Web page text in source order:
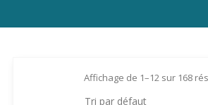
Affichage de 1–12 sur 168